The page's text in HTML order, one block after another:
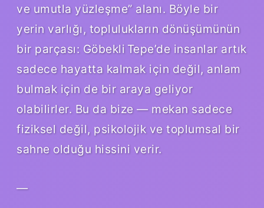
ve umutla yüzleşme” alanı. Böyle bir
yerin varlığı, toplulukların dönüşümünün
bir parçası: Göbekli Tepe’de insanlar artık
sadece hayatta kalmak için değil, anlam
bulmak için de bir araya geliyor
olabilirler. Bu da bize — mekan sadece
fiziksel değil, psikolojik ve toplumsal bir
sahne olduğu hissini verir.
—